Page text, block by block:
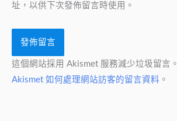
址，以供下次發佈留言時使用。
這個網站採用 Akismet 服務減少垃圾留言。
Akismet 如何處理網站訪客的留言資料 。